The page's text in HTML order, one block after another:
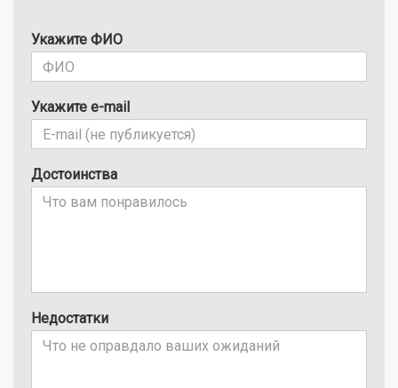
Укажите ФИО
Укажите e-mail
Достоинства
Недостатки